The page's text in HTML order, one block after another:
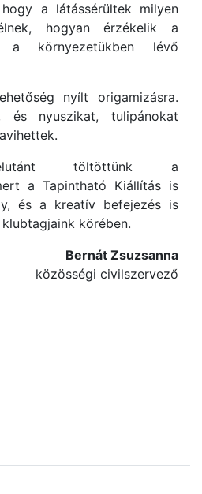
a látássérültek milyen
hogyan érzékelik a
a környezetükben lévő
nyílt origamizásra.
és nyuszikat, tulipánokat
töltöttünk a
a Tapintható Kiállítás is
és a kreatív befejezés is
körében.
Bernát Zsuzsanna
közösségi civilszervező